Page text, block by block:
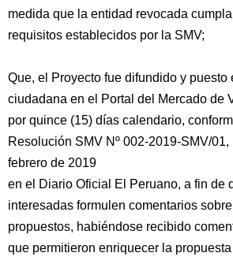
medida que la entidad revocada
requisitos establecidos por la SMV;
Que, el Proyecto fue difundido y puesto
ciudadana en el Portal del Mercado de
por quince (15) días calendario,
Resolución SMV Nº 002-2019-SMV/
febrero de 2019
en el Diario Oficial El Peruano, a fin de
interesadas formulen comentarios
propuestos, habiéndose recibido
que permitieron enriquecer la